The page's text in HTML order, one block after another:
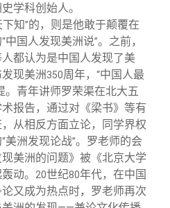
学科创始人。
知”的，则是他敢于颠覆在
“中国人发现美洲说”。之前，
都认为是中国人发现了美
现美洲350周年， “中国人最
。青年讲师罗荣渠在北大五
报告，通过对《梁书》等有
从相反方面立论，同学界权
“美洲发现论战”。罗老师的会
美洲的问题》被《北京大学
动。
20世纪80年代，在中国
又成为热点时，罗老师再次